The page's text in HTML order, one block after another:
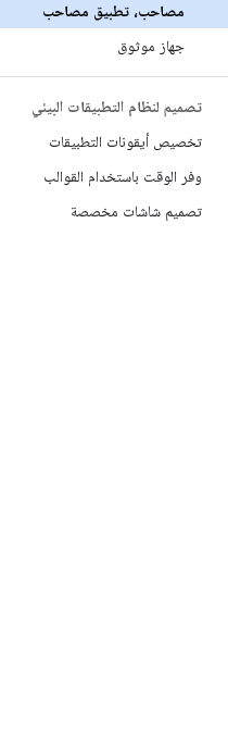
مصاحب، تطبيق مصاحب
جهاز موثوق
تصميم لنظام التطبيقات البيئي
تخصيص أيقونات التطبيقات
وفر الوقت باستخدام القوالب
تصميم شاشات مخصصة